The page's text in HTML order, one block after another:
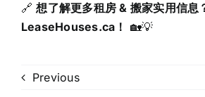
🔗想了解更多租房 & 搬家实用信息
LeaseHouses.ca！ 🏡💡
Previous